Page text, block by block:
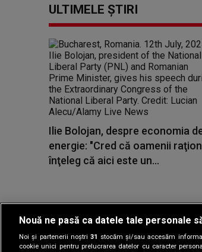
ULTIMELE ȘTIRI
Ilie Bolojan, despre economia
energie: "Cred că oamenii
înţeleg că aici este un...
Nouă ne pasă ca datele tale personale
Noi și partenerii noștri31 stocăm și/sau accesăm
cookie unici pentru prelucrarea datelor cu caracter